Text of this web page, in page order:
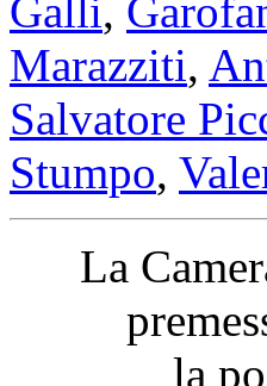
Galli,
Marazziti,
Salvatore
Stumpo,
La
la